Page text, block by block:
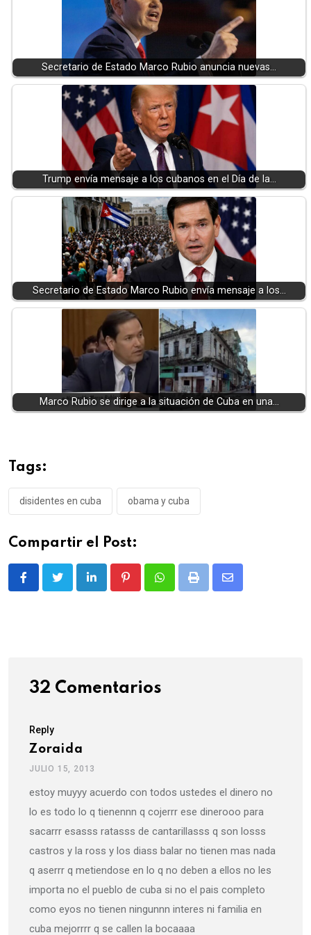
Secretario de Estado Marco Rubio anuncia nuevas…
Trump envía mensaje a los cubanos en el Día de la…
Secretario de Estado Marco Rubio envía mensaje a los…
Marco Rubio se dirige a la situación de Cuba en una…
Tags:
disidentes en cuba obama y cuba
Compartir el Post:
LinkedIn PinterestWhatsappPrint
Share
32 Comentarios
Reply
Zoraida
JULIO 15, 2013
estoy muyyy acuerdo con todos ustedes el dinero no
lo es todo lo q tienennn q cojerrr ese dinerooo para
sacarrr esasss ratasss de cantarillasss q son losss
castros y la ross y los diass balar no tienen mas nada
q aserrr q metiendose en lo q no deben a ellos no les
importa no el pueblo de cuba si no el pais completo
como eyos no tienen ningunnn interes ni familia en
cuba mejorrrr q se callen la bocaaaa